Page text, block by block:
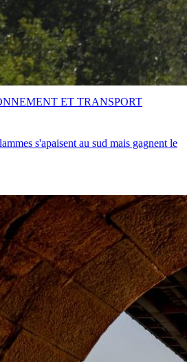
s'apaisent au sud mais gagnent le
ET TRANSPORT